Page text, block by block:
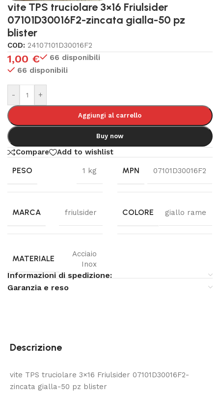
vite TPS truciolare 3×16 Friulsider
07101D30016F2-zincata gialla-50 pz
blister
COD: 24107101D30016F2
1,00 €
66 disponibili
66 disponibili
- +
Aggiungi al carrello
Buy now
Compare Add to wishlist
PESO 1 kg MPN 07101D30016F2
MARCA friulsider COLORE giallo rame
MATERIALE
Acciaio
Inox
Informazioni di spedizione:
Garanzia e reso
Descrizione
vite TPS truciolare 3×16 Friulsider 07101D30016F2-
zincata gialla-50 pz blister